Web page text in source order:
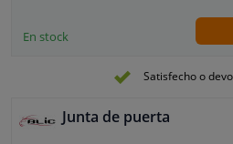
En stock
Satisfecho o
Junta de puerta